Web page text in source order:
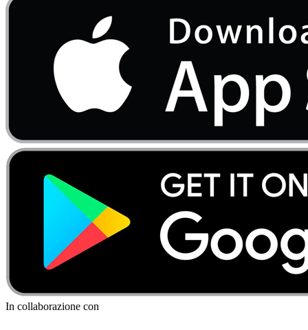
In collaborazione con